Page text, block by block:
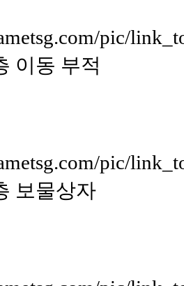
pic/
이동 부적
pic/
보물상자